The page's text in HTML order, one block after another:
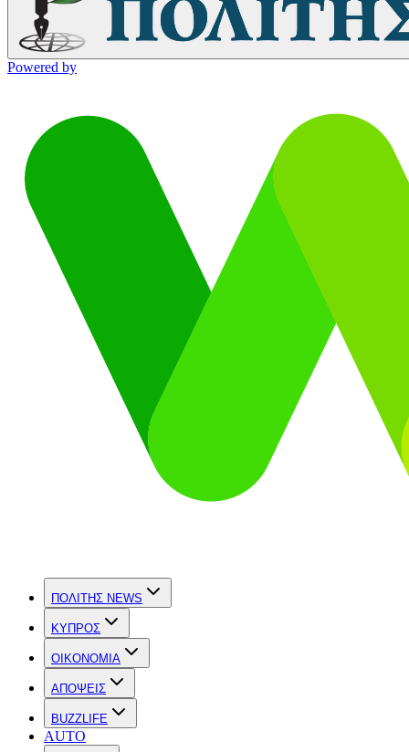
Powered by
ΠΟΛΙΤΗΣ NEWS
ΚΥΠΡΟΣ
OIKONOMIA
ΑΠΟΨΕΙΣ
BUZZLIFE
AUTO